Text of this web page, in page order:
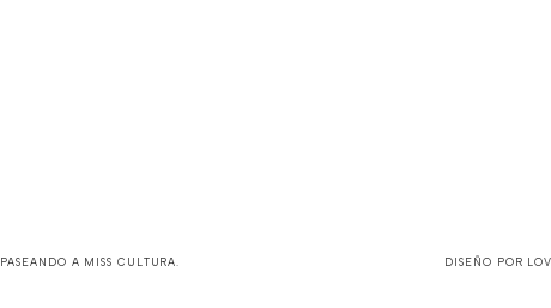
PASEANDO A MISS CULTURA DISEÑO POR